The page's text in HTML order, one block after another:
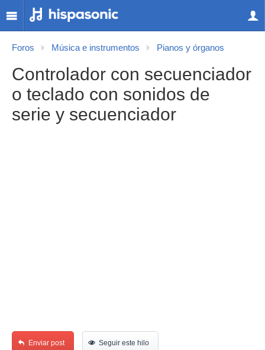
Foros Música e instrumentos Pianos y órganos
Controlador con secuenciador
o teclado con sonidos de
serie y secuenciador
Enviar post Seguir este hilo